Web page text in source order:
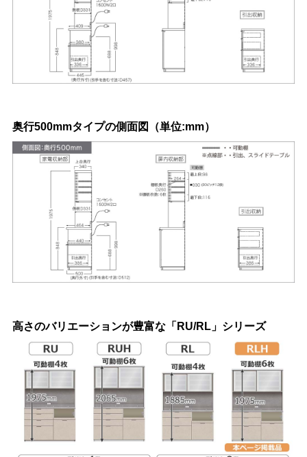
奥行500mmタイプの側面図（単位:mm）
高さのバリエーションが豊富な「RU/RL」シリーズ